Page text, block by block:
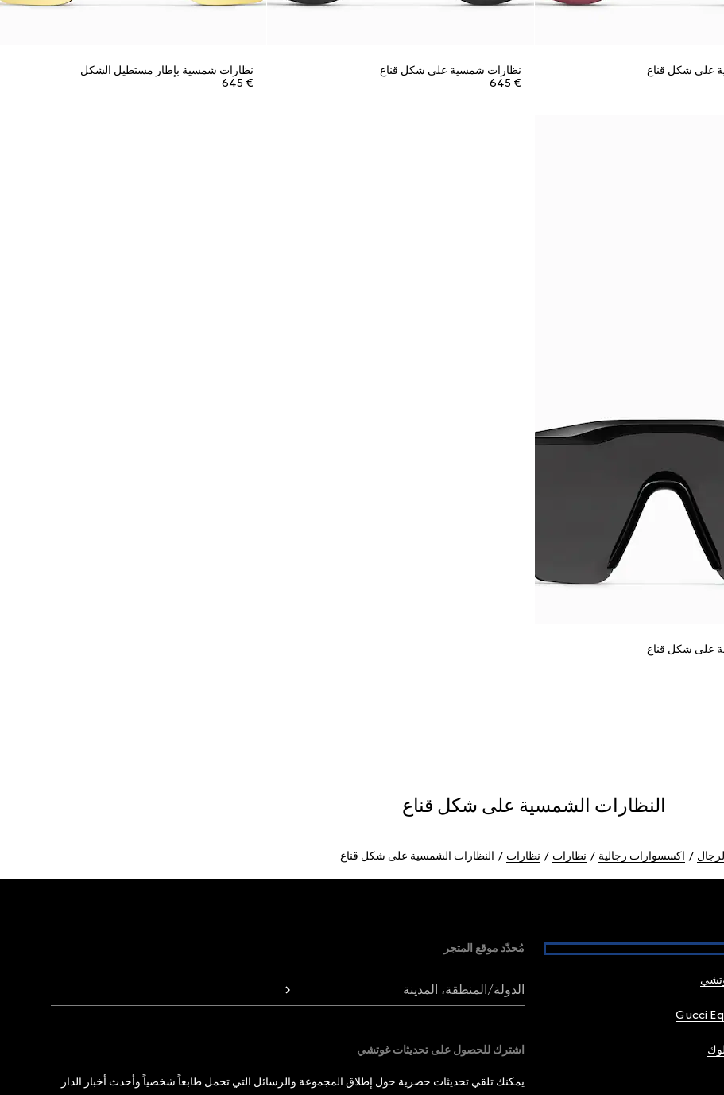
على شكل قناع
نظارات شمسية على شكل قناع
€ 645
نظارات شمسية بإطار مستطيل الشكل
€ 645
على شكل قناع
النظارات الشمسية على شكل قناع
اكسسوارات رجالية نظارات نظارات النظارات الشمسية على شكل قناع
Gucci
مُحدّد موقع المتجر
الدولة/المنطقة، المدينة
اشترك للحصول على تحديثات غوتشي
يمكنك تلقي تحديثات حصرية حول إطلاق المجموعة والرسائل التي تحمل طابعاً شخصياً وأحدث أخبار الدار.